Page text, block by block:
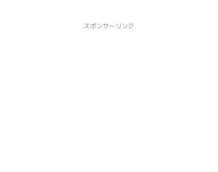
スポンサーリンク